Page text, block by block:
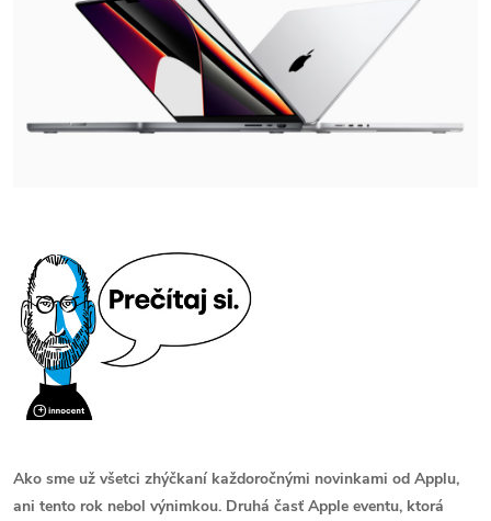
Ako sme už všetci zhýčkaní každoročnými novinkami od Applu,
ani tento rok nebol výnimkou. Druhá časť Apple eventu, ktorá